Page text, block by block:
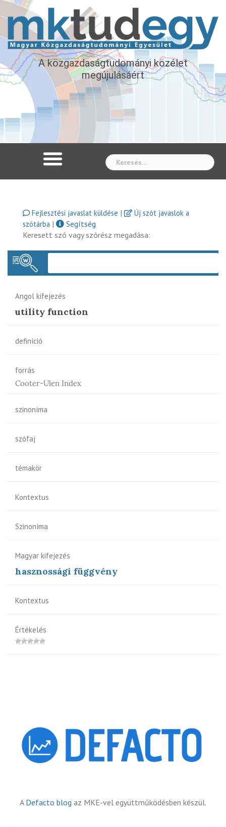
A közgazdaságtudományi közélet
megújulásáért
Fejlesztési javaslat küldése |
Új szót javaslok a
szótárba |
Segítség
Keresett szó vagy szórész megadása:
Angol kifejezés
utility function
definíció
forrás
Cooter-Ulen Index
szinoníma
szófaj
témakör
Kontextus
Szinoníma
Magyar kifejezés
hasznossági függvény
Kontextus
Értékelés
A Defacto blog az MKE-vel együttműködésben készül.